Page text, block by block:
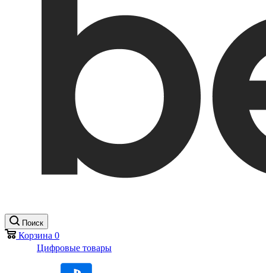
Поиск
Корзина 0
Цифровые товары